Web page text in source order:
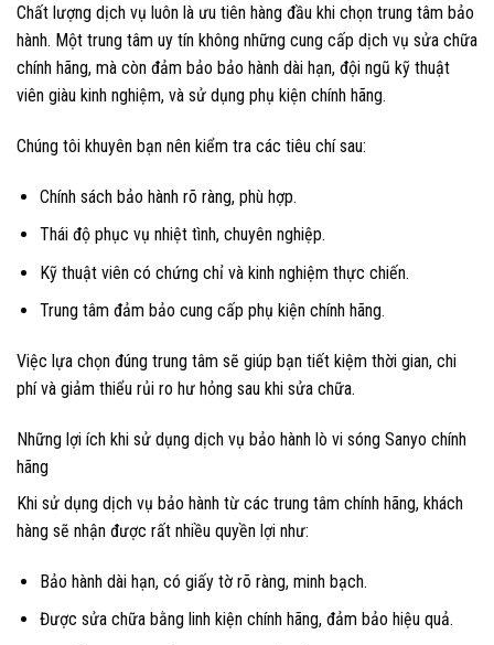
Chất lượng dịch vụ luôn là ưu tiên hàng đầu khi chọn trung tâm bảo
hành. Một trung tâm uy tín không những cung cấp dịch vụ sửa chữa
chính hãng, mà còn đảm bảo bảo hành dài hạn, đội ngũ kỹ thuật
viên giàu kinh nghiệm, và sử dụng phụ kiện chính hãng.
Chúng tôi khuyên bạn nên kiểm tra các tiêu chí sau:
Chính sách bảo hành rõ ràng, phù hợp.
Thái độ phục vụ nhiệt tình, chuyên nghiệp.
Kỹ thuật viên có chứng chỉ và kinh nghiệm thực chiến.
Trung tâm đảm bảo cung cấp phụ kiện chính hãng.
Việc lựa chọn đúng trung tâm sẽ giúp bạn tiết kiệm thời gian, chi
phí và giảm thiểu rủi ro hư hỏng sau khi sửa chữa.
Những lợi ích khi sử dụng dịch vụ bảo hành lò vi sóng Sanyo chính
hãng
Khi sử dụng dịch vụ bảo hành từ các trung tâm chính hãng, khách
hàng sẽ nhận được rất nhiều quyền lợi như:
Bảo hành dài hạn, có giấy tờ rõ ràng, minh bạch.
Được sửa chữa bằng linh kiện chính hãng, đảm bảo hiệu quả.